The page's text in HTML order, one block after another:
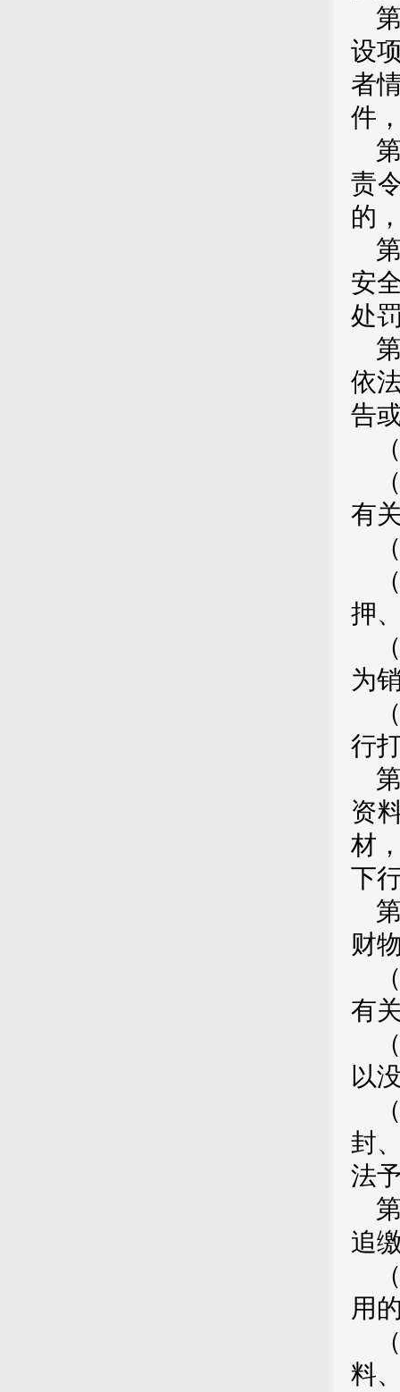
设
者
件
责
的
安
处
依
告
有
押
为
行
资
材
下
财
有
以
封
法
追
用
料